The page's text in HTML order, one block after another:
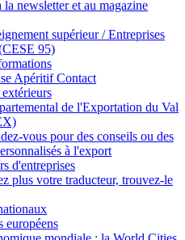
la newsletter et au magazine
supérieur / Entreprises
95)
Apéritif Contact
de l'Exportation du Val
vous pour des conseils ou des
à l'export
d'entreprises
plus votre traducteur, trouvez-le
européens